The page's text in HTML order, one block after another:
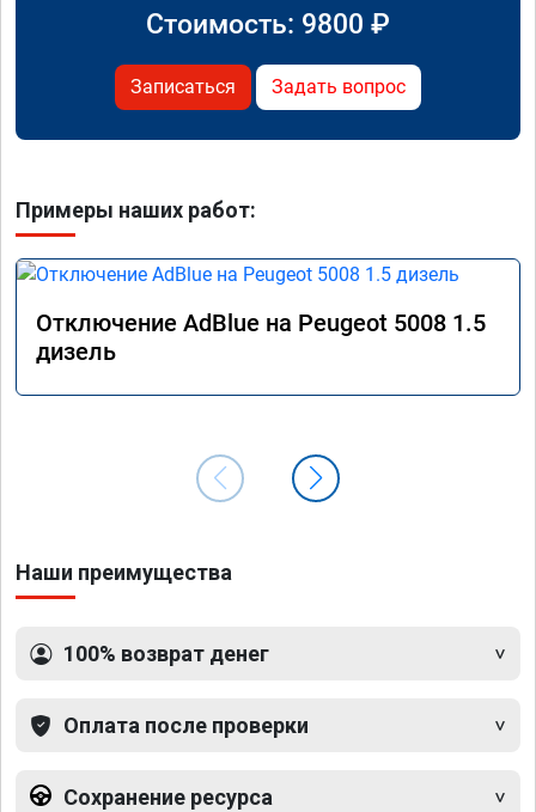
Стоимость: 9800 ₽
Записаться Задать вопрос
Примеры наших работ:
Отключение AdBlue на Peugeot 5008 1.5
дизель
Наши преимущества
100% возврат денег
Оплата после проверки
Сохранение ресурса